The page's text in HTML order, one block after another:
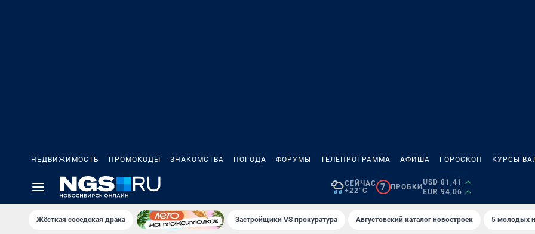
НЕДВИЖИМОСТЬ ПРОМОКОДЫ ЗНАКОМСТВА ПОГОДА ФОРУМЫ ТЕЛЕПРОГРАММА АФИША ГОРОСКОП КУРСЫ
СЕЙЧАС
+22°C
7 ПРОБКИ
USD 81,41
EUR 94,06
Жёсткая соседская драка Застройщики VS прокуратура Августовский каталог новостроек 5 молодых